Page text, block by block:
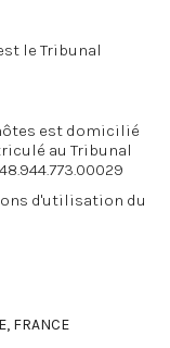
le Tribunal
est domicilié
au Tribunal
d'utilisation du
FRANCE